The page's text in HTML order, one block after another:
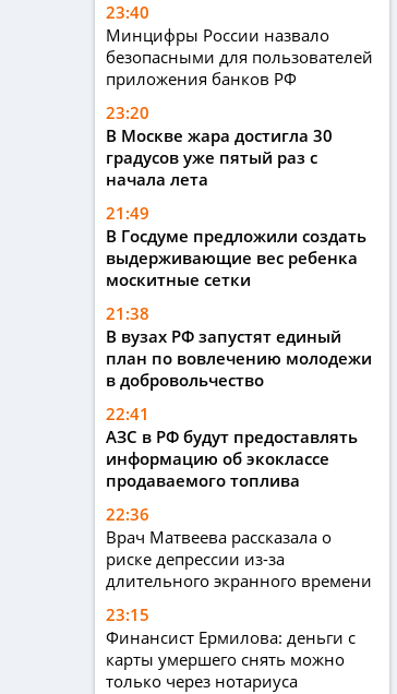
23:40
Минцифры России назвало
безопасными для пользователей
приложения банков РФ
23:20
В Москве жара достигла 30
градусов уже пятый раз с
начала лета
21:49
В Госдуме предложили создать
выдерживающие вес ребенка
москитные сетки
21:38
В вузах РФ запустят единый
план по вовлечению молодежи
в добровольчество
22:41
АЗС в РФ будут предоставлять
информацию об экоклассе
продаваемого топлива
22:36
Врач Матвеева рассказала о
риске депрессии из-за
длительного экранного времени
23:15
Финансист Ермилова: деньги с
карты умершего снять можно
только через нотариуса